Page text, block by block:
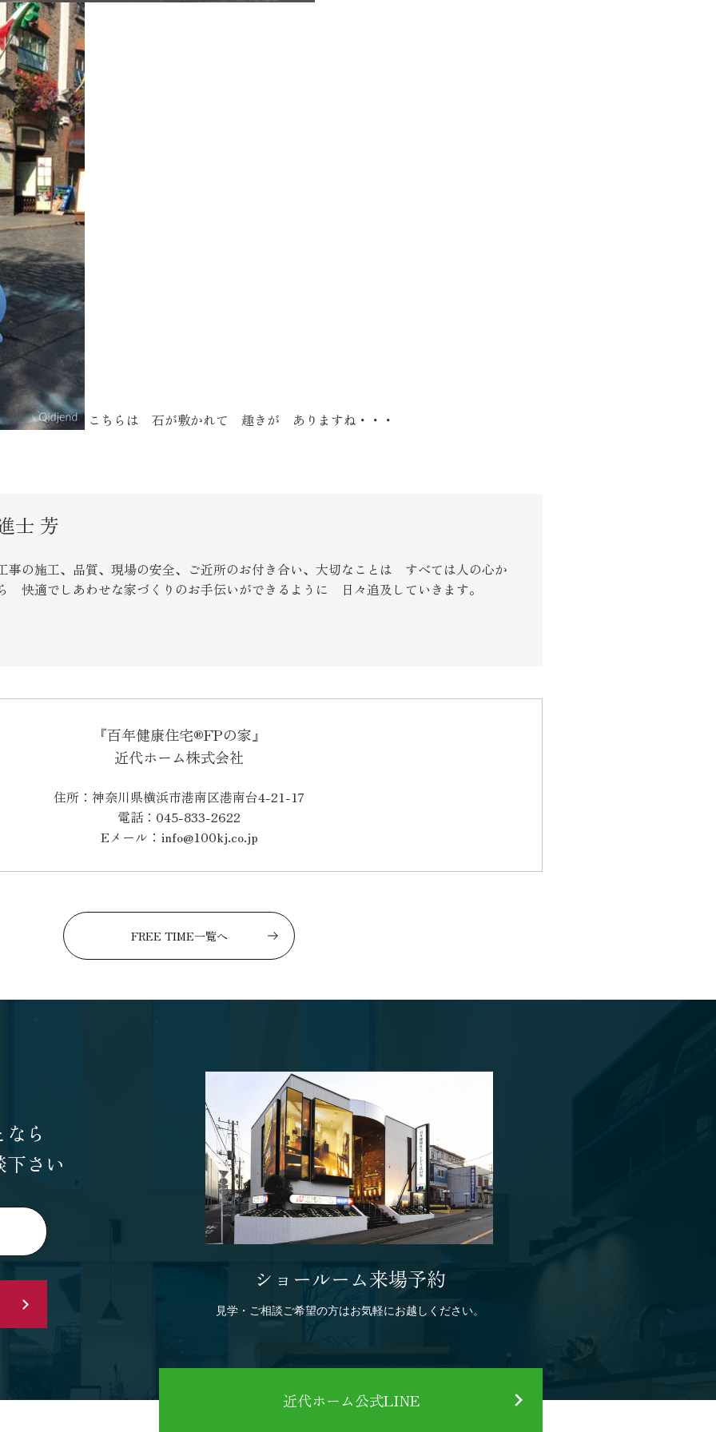
こちらは 石が敷かれて 趣きが ありますね・・・
士 芳
事の施工、品質、現場の安全、ご近所のお付き合い、大切なことは すべては人の心か
快適でしあわせな家づくりのお手伝いができるように 日々追及していきます。
『百年健康住宅®FPの家』
近代ホーム株式会社
住所：神奈川県横浜市港南区港南台4-21-17
電話：045-833-2622
Eメール：info@100kj.co.jp
FREE TIME一覧へ
ら
さい
ショールーム来場予約
見学・ご相談ご希望の方はお気軽にお越しください。
近代ホーム公式LINE